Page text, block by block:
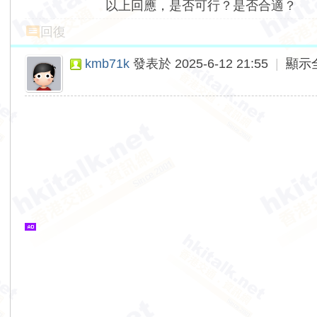
以上回應，是否可行？是否合適？
回復
kmb71k 發表於 2025-6-12 21:55 顯示